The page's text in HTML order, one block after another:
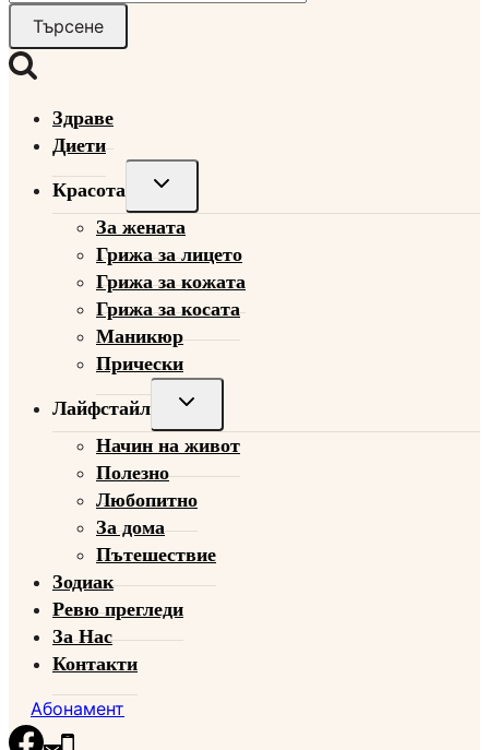
Здраве
Диети
Красота
Toggle
menu
За жената
Грижа за лицето
Грижа за кожата
Грижа за косата
Маникюр
Прически
Лайфстайл
Toggle
menu
Начин на живот
Полезно
Любопитно
За дома
Пътешествие
Зодиак
Ревю прегледи
За Нас
Контакти
Абонамент